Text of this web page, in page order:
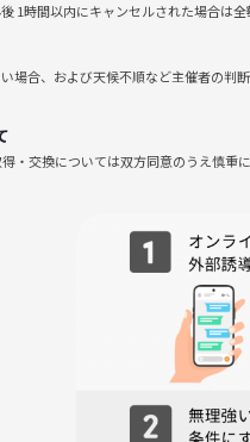
ださい。
き抜き・暴言など
動画のSNS等への無許可投稿
たでもご参加いただけるよう
Up”しませんか？初めて
交換・聞き出す行為は禁止されています》
1時間以内にキャンセルされた場合は全
場合、および天候不順など主催者の判
・交換については双方同意のうえ慎